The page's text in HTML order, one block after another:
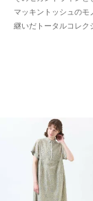
マッキントッシュのモ
継いだトータルコレク